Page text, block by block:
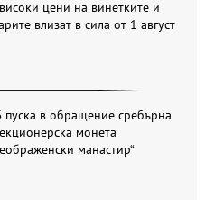
цени на винетките и
влизат в сила от 1 август
пуска в обращение сребърна
монета
манастир“